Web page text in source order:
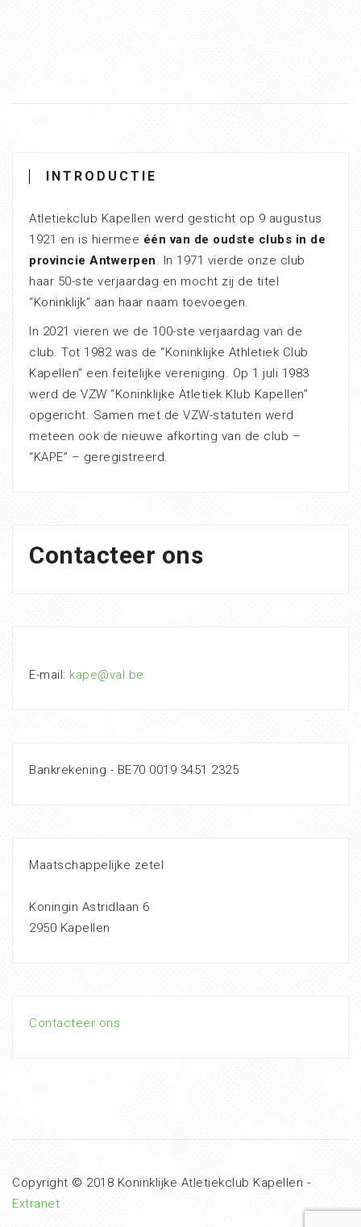
INTRODUCTIE
Atletiekclub Kapellen werd gesticht op 9 augustus
1921 en is hiermee één van de oudste clubs in de
provincie Antwerpen. In 1971 vierde onze club
haar 50-ste verjaardag en mocht zij de titel
“Koninklijk” aan haar naam toevoegen.
In 2021 vieren we de 100-ste verjaardag van de
club. Tot 1982 was de “Koninklijke Athletiek Club
Kapellen” een feitelijke vereniging. Op 1 juli 1983
werd de VZW “Koninklijke Atletiek Klub Kapellen”
opgericht. Samen met de VZW-statuten werd
meteen ook de nieuwe afkorting van de club –
“KAPE” – geregistreerd.
Contacteer ons
E-mail: kape@val.be
Bankrekening - BE70 0019 3451 2325
Maatschappelijke zetel
Koningin Astridlaan 6
2950 Kapellen
Contacteer ons
Copyright © 2018 Koninklijke Atletiekclub Kapellen -
Extranet